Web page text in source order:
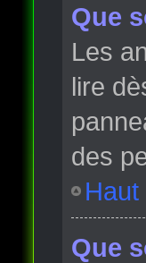
Que
Les
lire
des
Haut
Que